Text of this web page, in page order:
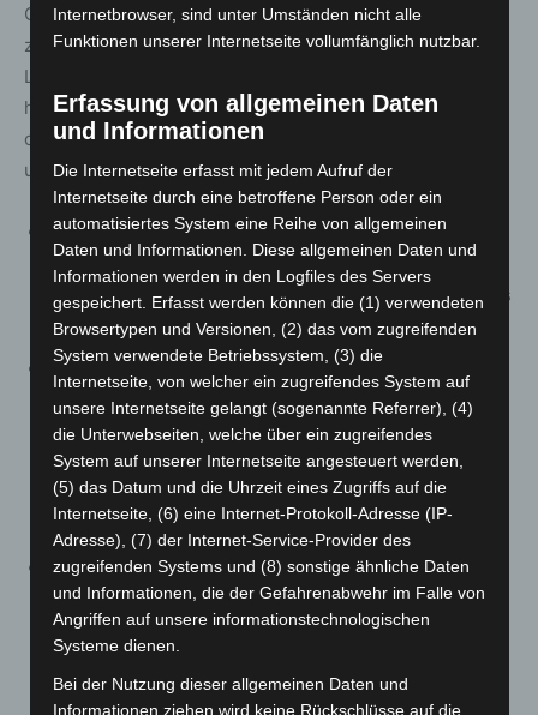
Geschwister der Ehegatten oder Lebenspartner, und
zwar auch dann, wenn die Ehe oder die
Lebenspartnerschaft, welche die Beziehung begründet
hat, nicht mehr besteht oder wenn die Verwandtschaft
oder Schwägerschaft erloschen ist sowie Pflegeeltern
und Pflegekinder.
Durch § 7b Absatz 4 werden Versammlungen nach
Artikel 8 des Grundgesetzes und für religiöse
Veranstaltungen von den Silvester-Begrenzungen des
§ 7 Absatz 3 ausgenommen.
Neu eingefügt wird in die Corona Verordnung ein
7czur Regelung vonVersammlungen unter freiem
Himmel. Darin wird festgeschrieben, dass auch bei
Versammlung im Sinne des Art. 8 Grundgesetz der
Schutz vor Infektionen mit dem Coronavirus
sichergestellt werden muss.
Zulässig sind zukünftig nur noch deutlich
kleinereVeranstaltungenals bislang:
In Warnstufe 1 und darunterdürfen, so die
Veranstaltungen bis 5.000 Personen drinnen und
Internetbrowser, sind unter Umständen nicht alle
Funktionen unserer Internetseite vollumfänglich nutzbar.
Erfassung von allgemeinen Daten
und Informationen
Die Internetseite erfasst mit jedem Aufruf der
Internetseite durch eine betroffene Person oder ein
automatisiertes System eine Reihe von allgemeinen
Daten und Informationen. Diese allgemeinen Daten und
Informationen werden in den Logfiles des Servers
gespeichert. Erfasst werden können die (1) verwendeten
Browsertypen und Versionen, (2) das vom zugreifenden
System verwendete Betriebssystem, (3) die
Internetseite, von welcher ein zugreifendes System auf
unsere Internetseite gelangt (sogenannte Referrer), (4)
die Unterwebseiten, welche über ein zugreifendes
System auf unserer Internetseite angesteuert werden,
(5) das Datum und die Uhrzeit eines Zugriffs auf die
Internetseite, (6) eine Internet-Protokoll-Adresse (IP-
Adresse), (7) der Internet-Service-Provider des
zugreifenden Systems und (8) sonstige ähnliche Daten
und Informationen, die der Gefahrenabwehr im Falle von
Angriffen auf unsere informationstechnologischen
Systeme dienen.
Bei der Nutzung dieser allgemeinen Daten und
Informationen ziehen wird keine Rückschlüsse auf die